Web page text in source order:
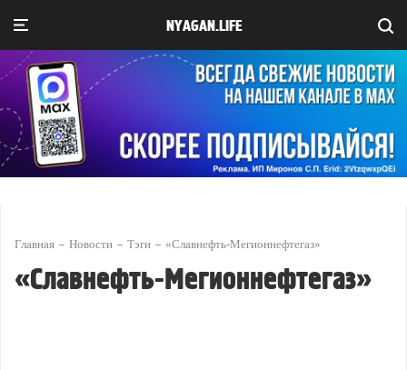
NYAGAN.LIFE
Главная Новости Тэги «Славнефть-Мегионнефтегаз»
«Славнефть-Мегионнефтегаз»